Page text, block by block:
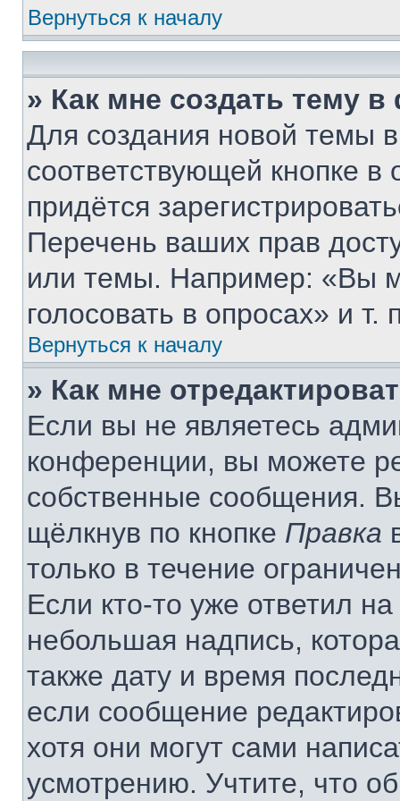
Вернуться к началу
» Как мне создать тему
Для создания новой темы
соответствующей кнопке
придётся
Перечень ваших прав
или темы. Например: «Вы
голосовать в опросах» и т.
Вернуться к началу
» Как мне
Если вы не являетесь
конференции, вы можете
собственные сообщения.
щёлкнув по кнопке Правка
только в течение
Если кто-то уже ответил
небольшая надпись,
также дату и время
если сообщение
хотя они могут сами
усмотрению. Учтите, что